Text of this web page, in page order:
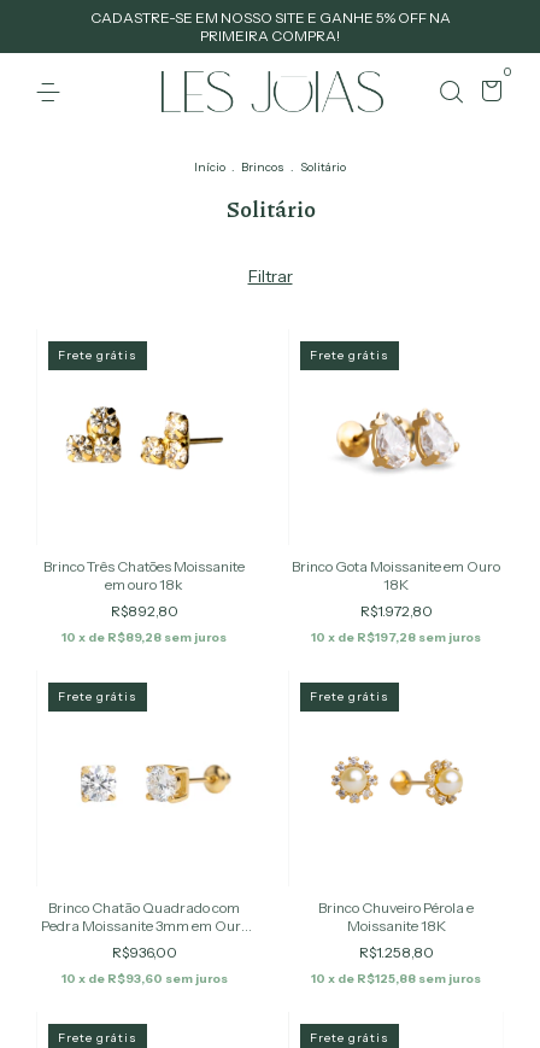
CADASTRE-SE EM NOSSO SITE E GANHE 5% OFF NA
PRIMEIRA COMPRA!
0
Início Brincos Solitário
Solitário
Filtrar
Frete grátis
Brinco Três Chatões Moissanite
em ouro 18k
R$892,80
10 x de R$89,28 sem juros
Frete grátis
Brinco Gota Moissanite em Ouro
18K
R$1.972,80
10 x de R$197,28 sem juros
Frete grátis
Brinco Chatão Quadrado com
Pedra Moissanite 3mm em Ouro
R$936,00
10 x de R$93,60 sem juros
Frete grátis
Brinco Chuveiro Pérola e
Moissanite 18K
R$1.258,80
10 x de R$125,88 sem juros
Frete grátis Frete grátis